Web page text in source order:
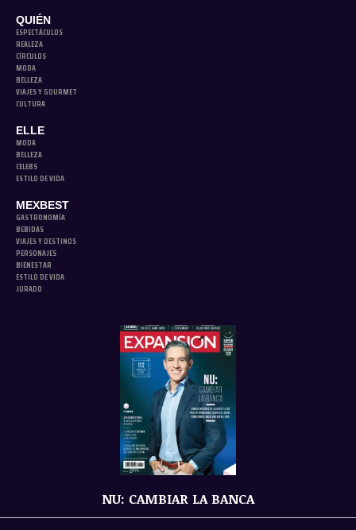
QUIÉN
ESPECTÁCULOS
REALEZA
CÍRCULOS
MODA
BELLEZA
VIAJES Y GOURMET
CULTURA
ELLE
MODA
BELLEZA
CELEBS
ESTILO DE VIDA
MEXBEST
GASTRONOMÍA
BEBIDAS
VIAJES Y DESTINOS
PERSONAJES
BIENESTAR
ESTILO DE VIDA
JURADO
NU: CAMBIAR LA BANCA